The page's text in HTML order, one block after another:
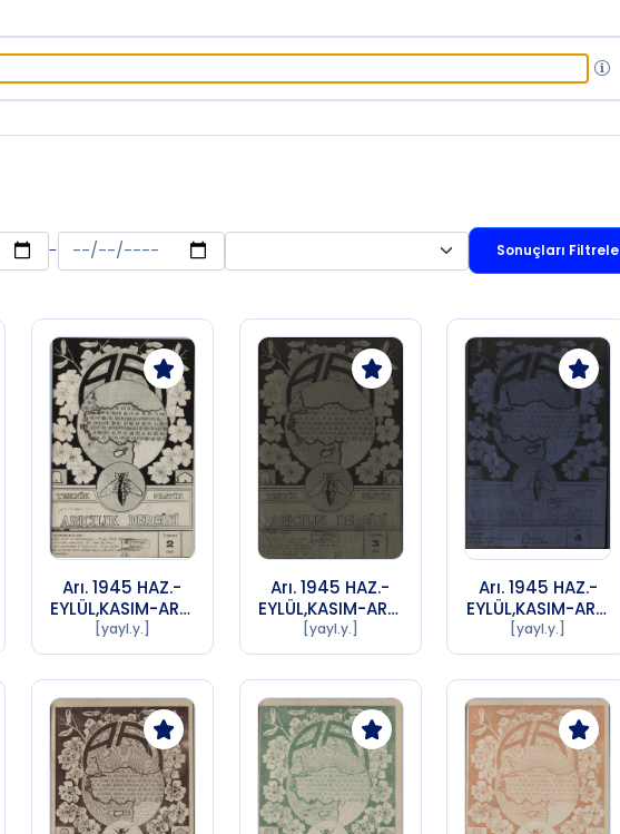
- Sonuçları Filtrele
Arı. 1945 HAZ.-
EYLÜL,KASIM-ARA.
C.11 S.1-4,6-7 Sayı
2 (1956 SA 72)
[yayl.y.]
Arı. 1945 HAZ.-
EYLÜL,KASIM-ARA.
C.11 S.1-4,6-7 Sayı
3 (1956 SA 72)
[yayl.y.]
Arı. 1945 HAZ.-
EYLÜL,KASIM-ARA.
C.11 S.1-4,6-7 Sayı
4 (1956 SA 72)
[yayl.y.]